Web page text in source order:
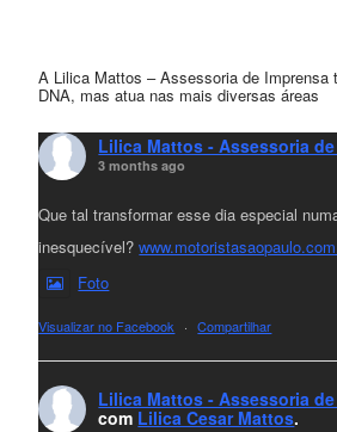
A Lilica Mattos – Assessoria de Imprensa
DNA, mas atua nas mais diversas áreas
Lilica Mattos - Assessoria
3 months ago
Que tal transformar esse dia especial
inesquecível?
Foto
Visualizar no Facebook · Compartilhar
Lilica Mattos - Assessoria
com Lilica Cesar Mattos.